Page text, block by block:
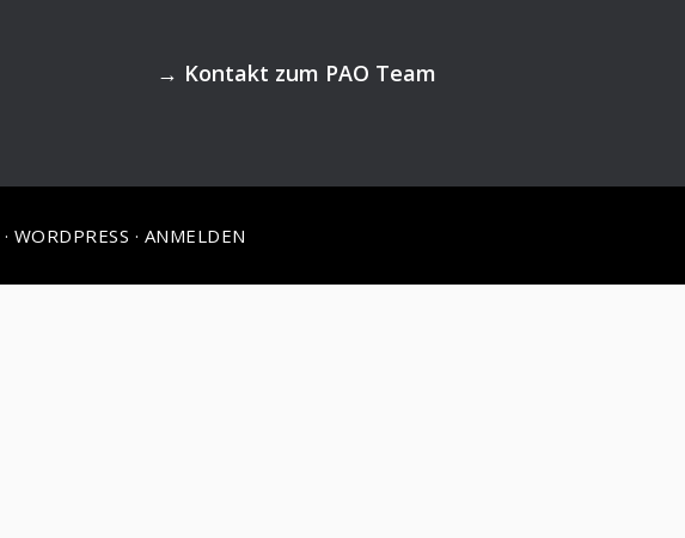
→ Kontakt zum PAO Team
· WORDPRESS · ANMELDEN